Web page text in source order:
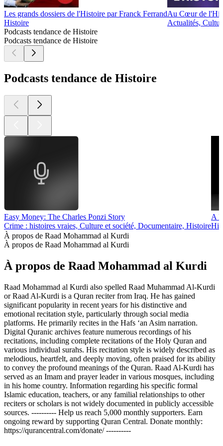
Les grands dossiers de l'Histoire par Franck Ferrand
Histoire
Au Cœur de
Actualités,
Podcasts tendance de Histoire
Podcasts tendance de Histoire
Podcasts tendance de Histoire
Easy Money: The Charles Ponzi Story
Crime : histoires vraies, Culture et société, Documentaire, Histoire
A
À propos de Raad Mohammad al Kurdi
À propos de Raad Mohammad al Kurdi
À propos de Raad Mohammad al Kurdi
Raad Mohammad al Kurdi also spelled Raad Muhammad Al-Kurdi
or Raad Al-Kurdi is a Quran reciter from Iraq. He has gained
significant popularity in recent years for his distinctive and
emotional recitation style, particularly through social media
platforms. He primarily recites in the Hafs ‘an Asim narration.
Digital Quranic archives feature numerous recordings of his
recitations, including complete recitations of the Holy Quran and
various individual surahs. His recitation style is widely described as
melodious, heartfelt, and deeply moving, often praised for its ability
to convey the profound meanings of the Quran. Raad Al-Kurdi has
served as an Imam and prayer leader in various mosques, including
in his home country. Information regarding his specific formal
Islamic education, teachers, or any familial relationships to other
reciters or scholars is not widely documented in publicly accessible
sources. ---------- Help us reach 5,000 monthly supporters. Earn
ongoing reward by supporting Quran Central. Donate monthly:
https://qurancentral.com/donate/ ----------